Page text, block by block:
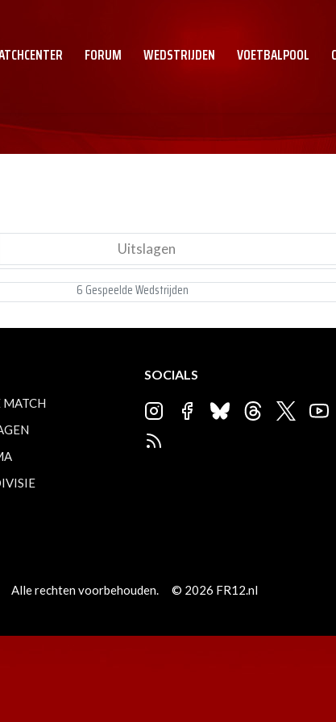
FORUM WEDSTRIJDEN VOETBALPOOL
Uitslagen
6 Gespeelde Wedstrijden
MATCH
SOCIALS
Alle rechten voorbehouden. © 2026 FR12.nl